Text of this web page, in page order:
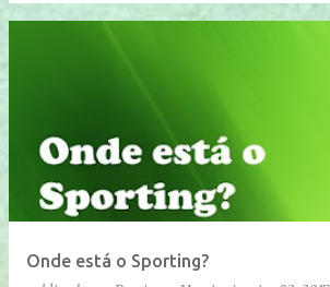
Onde está o Sporting?